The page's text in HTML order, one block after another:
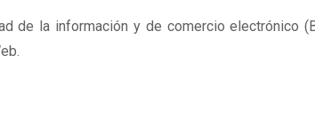
de la información y de comercio electrónico